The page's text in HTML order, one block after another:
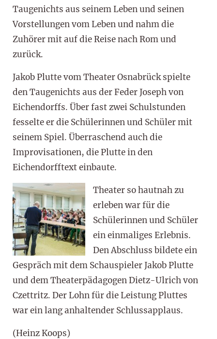
Taugenichts aus seinem Leben und seinen
Vorstellungen vom Leben und nahm die
Zuhörer mit auf die Reise nach Rom und
zurück.
Jakob Plutte vom Theater Osnabrück spielte
den Taugenichts aus der Feder Joseph von
Eichendorffs. Über fast zwei Schulstunden
fesselte er die Schülerinnen und Schüler mit
seinem Spiel. Überraschend auch die
Improvisationen, die Plutte in den
Eichendorfftext einbaute.
Theater so hautnah zu
erleben war für die
Schülerinnen und Schüler
ein einmaliges Erlebnis.
Den Abschluss bildete ein
Gespräch mit dem Schauspieler Jakob Plutte
und dem Theaterpädagogen Dietz-Ulrich von
Czettritz. Der Lohn für die Leistung Pluttes
war ein lang anhaltender Schlussapplaus.
(Heinz Koops)